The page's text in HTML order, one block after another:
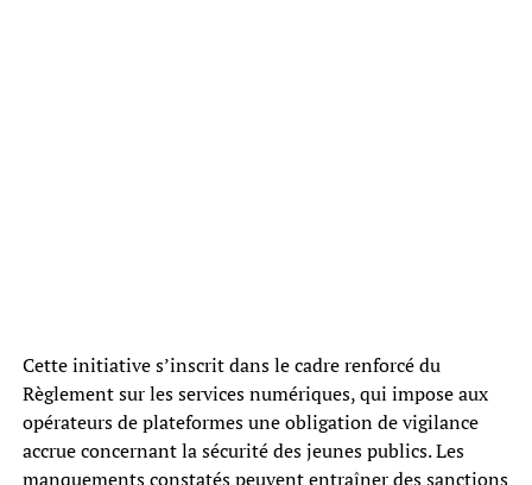
Cette initiative s’inscrit dans le cadre renforcé du
Règlement sur les services numériques, qui impose aux
opérateurs de plateformes une obligation de vigilance
accrue concernant la sécurité des jeunes publics. Les
manquements constatés peuvent entraîner des sanctions